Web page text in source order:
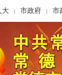
大 | 市政府 | 市